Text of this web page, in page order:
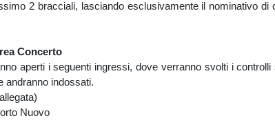
2 bracciali, lasciando esclusivamente il nominativo di
Concerto
i seguenti ingressi, dove verranno svolti i controlli
andranno indossati.
Nuovo